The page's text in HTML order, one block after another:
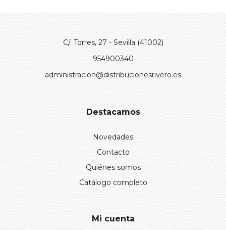
C/. Torres, 27 - Sevilla (41002)
954900340
administracion@distribucionesrivero.es
Destacamos
Novedades
Contacto
Quiénes somos
Catálogo completo
Mi cuenta